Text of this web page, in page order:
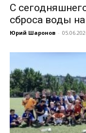
С
сброса воды
Юрий Шаронов -